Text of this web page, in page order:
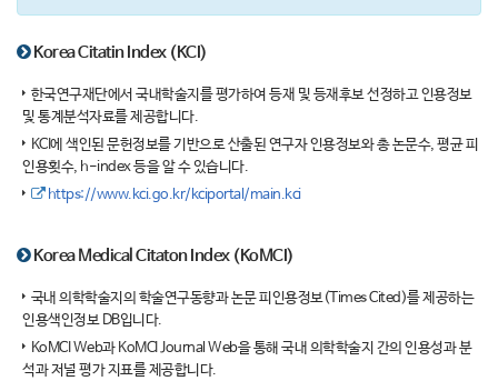
Korea Citatin Index (KCI)
한국연구재단에서 국내학술지를 평가하여 등재 및 등재후보 선정하고 인용정보
및 통계분석자료를 제공합니다.
KCI에 색인된 문헌정보를 기반으로 산출된 연구자 인용정보와 총 논문수, 평균 피
인용횟수, h-index 등을 알 수 있습니다.
https://www.kci.go.kr/kciportal/main.kci
Korea Medical Citaton Index (KoMCI)
국내 의학학술지의 학술연구동향과 논문 피인용정보(Times Cited)를 제공하는
인용색인정보 DB입니다.
KoMCI Web과 KoMCI Journal Web을 통해 국내 의학학술지 간의 인용성과 분
석과 저널 평가 지표를 제공합니다.